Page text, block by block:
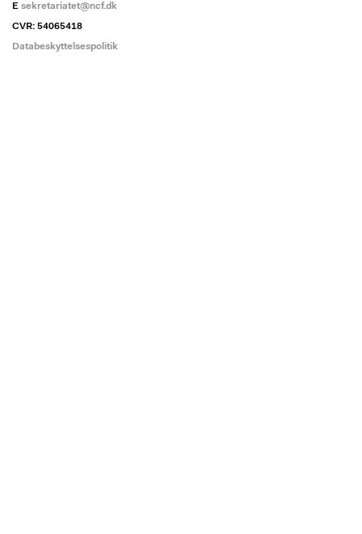
E sekretariatet@ncf.dk
CVR: 54065418
Databeskyttelsespolitik